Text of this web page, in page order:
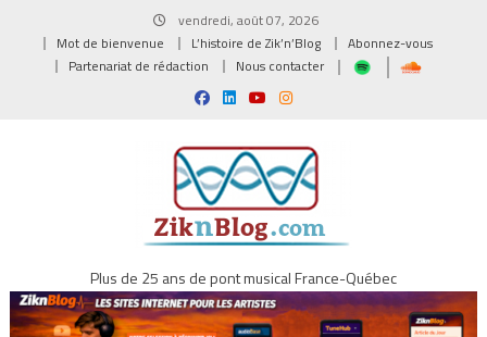
vendredi, août 07, 2026
Mot de bienvenue
L’histoire de Zik’n’Blog
Abonnez-vous
Partenariat de rédaction
Nous contacter
Plus de 25 ans de pont musical France-Québec